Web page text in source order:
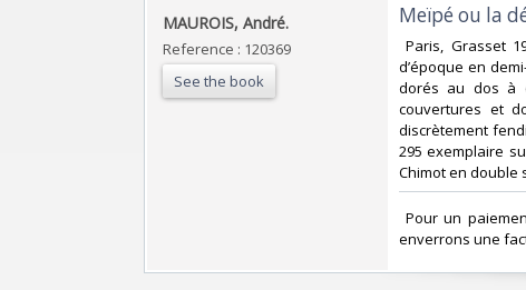
‎MAUROIS, André.‎
Reference : 120369
See the book
‎Meïpé ou la
Paris, Grasset
d’époque en
dorés au dos à
couvertures et
discrètement
295 exemplaire
Chimot en double
Pour un
enverrons une